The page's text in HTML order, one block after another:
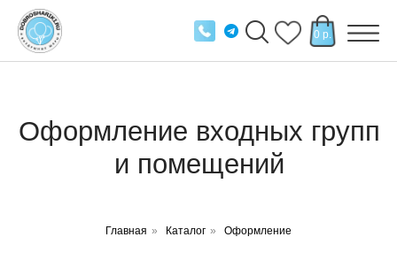
0 р.
Главная » Каталог » Оформление